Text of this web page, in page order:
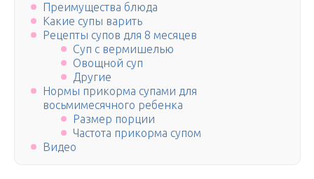
Преимущества блюда
Какие супы варить
Рецепты супов для 8 месяцев
Суп с вермишелью
Овощной суп
Другие
Нормы прикорма супами для
восьмимесячного ребенка
Размер порции
Частота прикорма супом
Видео